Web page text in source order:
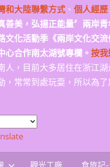
和大陸聯繫方式、 個人經歷
善美，弘揚正能量〞兩岸
文化活動季《兩岸文化交流
合作南太湖號專欄。 按
，目前大多居住在浙江湖
常常到處玩耍，所以為